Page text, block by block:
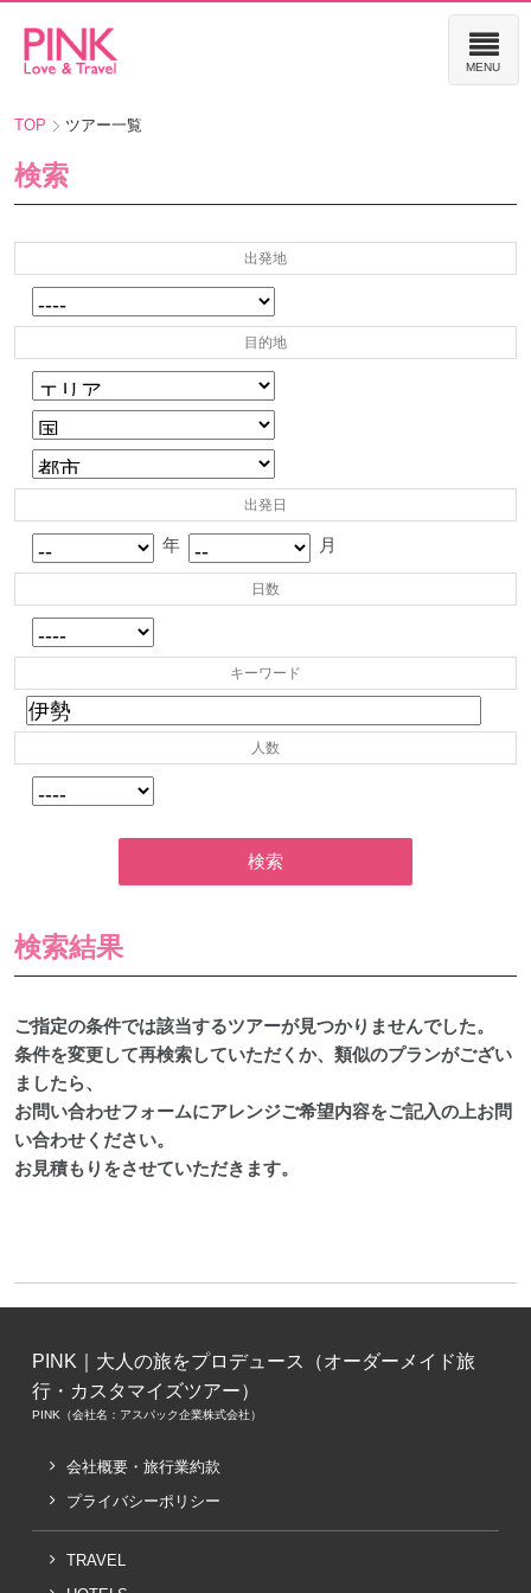
TOP ツアー一覧
検索
出発地
目的地
出発日
年 月
日数
キーワード
人数
検索
検索結果
ご指定の条件では該当するツアーが見つかりませんでした。
条件を変更して再検索していただくか、類似のプランがござい
ましたら、
お問い合わせフォームにアレンジご希望内容をご記入の上お問
い合わせください。
お見積もりをさせていただきます。
PINK｜大人の旅をプロデュース（オーダーメイド旅
行・カスタマイズツアー）
PINK（会社名：アスパック企業株式会社）
会社概要・旅行業約款
プライバシーポリシー
TRAVEL